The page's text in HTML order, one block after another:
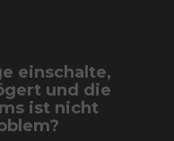
einschalte,
und die
ist nicht